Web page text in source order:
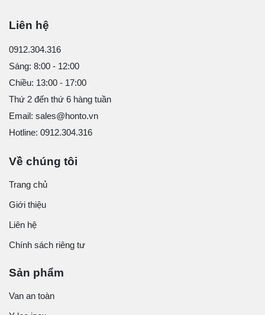
Liên hệ
0912.304.316
Sáng: 8:00 - 12:00
Chiều: 13:00 - 17:00
Thứ 2 đến thứ 6 hàng tuần
Email: sales@honto.vn
Hotline: 0912.304.316
Về chúng tôi
Trang chủ
Giới thiệu
Liên hệ
Chính sách riêng tư
Sản phẩm
Van an toàn